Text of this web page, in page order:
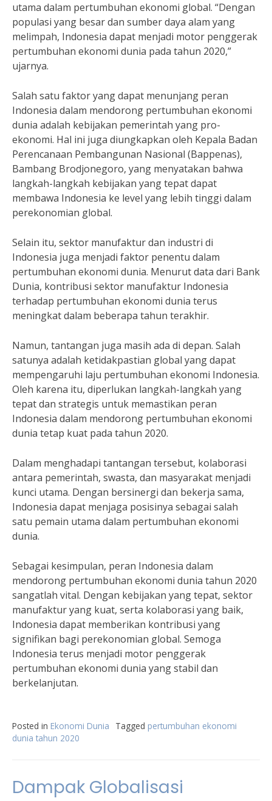
utama dalam pertumbuhan ekonomi global. “Dengan
populasi yang besar dan sumber daya alam yang
melimpah, Indonesia dapat menjadi motor penggerak
pertumbuhan ekonomi dunia pada tahun 2020,”
ujarnya.
Salah satu faktor yang dapat menunjang peran
Indonesia dalam mendorong pertumbuhan ekonomi
dunia adalah kebijakan pemerintah yang pro-
ekonomi. Hal ini juga diungkapkan oleh Kepala Badan
Perencanaan Pembangunan Nasional (Bappenas),
Bambang Brodjonegoro, yang menyatakan bahwa
langkah-langkah kebijakan yang tepat dapat
membawa Indonesia ke level yang lebih tinggi dalam
perekonomian global.
Selain itu, sektor manufaktur dan industri di
Indonesia juga menjadi faktor penentu dalam
pertumbuhan ekonomi dunia. Menurut data dari Bank
Dunia, kontribusi sektor manufaktur Indonesia
terhadap pertumbuhan ekonomi dunia terus
meningkat dalam beberapa tahun terakhir.
Namun, tantangan juga masih ada di depan. Salah
satunya adalah ketidakpastian global yang dapat
mempengaruhi laju pertumbuhan ekonomi Indonesia.
Oleh karena itu, diperlukan langkah-langkah yang
tepat dan strategis untuk memastikan peran
Indonesia dalam mendorong pertumbuhan ekonomi
dunia tetap kuat pada tahun 2020.
Dalam menghadapi tantangan tersebut, kolaborasi
antara pemerintah, swasta, dan masyarakat menjadi
kunci utama. Dengan bersinergi dan bekerja sama,
Indonesia dapat menjaga posisinya sebagai salah
satu pemain utama dalam pertumbuhan ekonomi
dunia.
Sebagai kesimpulan, peran Indonesia dalam
mendorong pertumbuhan ekonomi dunia tahun 2020
sangatlah vital. Dengan kebijakan yang tepat, sektor
manufaktur yang kuat, serta kolaborasi yang baik,
Indonesia dapat memberikan kontribusi yang
signifikan bagi perekonomian global. Semoga
Indonesia terus menjadi motor penggerak
pertumbuhan ekonomi dunia yang stabil dan
berkelanjutan.
Posted in Ekonomi Dunia Tagged pertumbuhan ekonomi
dunia tahun 2020
Dampak Globalisasi